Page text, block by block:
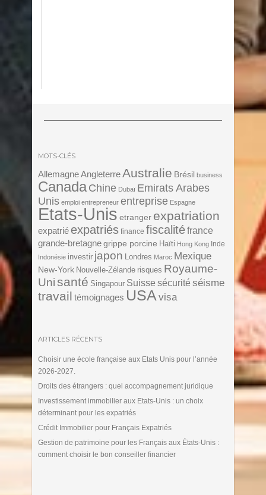
MOTS-CLÉS
Allemagne AngleterreAustralie Brésil business
Canada Chine Dubaï Emirats Arabes
Unis emploi entrepreneur entreprise Espagne
Etats-Unis etranger expatriation
expatrié expatriés finance fiscalitéfrance
grande-bretagne grippe porcine Haïti Hong Kong Inde
Indonésie investir japon Londres Maroc Mexique
New-York Nouvelle-Zélande risques Royaume-
Unisanté Singapour Suisse sécurité séisme
travail témoignages USA visa
ARTICLES RÉCENTS
Choisir une école française aux Etats Unis pour l’année
2026-2027.
Droits des étrangers : quel accompagnement juridique
Investissement immobilier aux Etats-Unis : un choix
déterminant pour les expatriés
Crédit Immobilier pour Français Expatriés
Gestion de patrimoine pour les Français aux États-Unis :
comment choisir le bon conseiller financier